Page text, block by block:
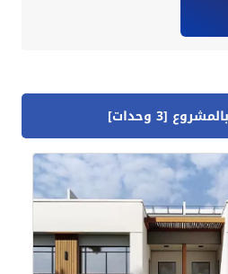
[3 وحدات]